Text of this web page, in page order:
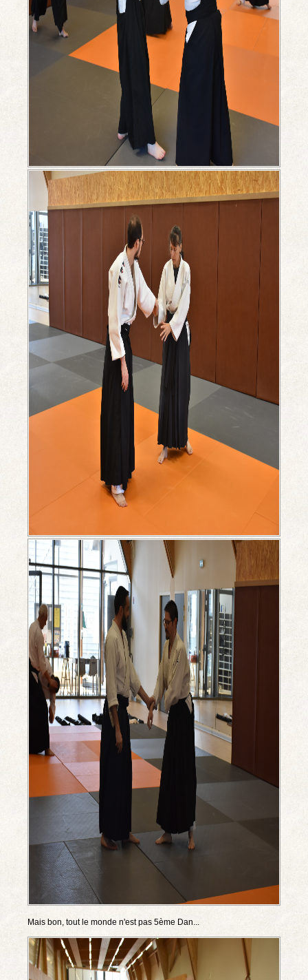
Mais bon, tout le monde n'est pas 5ème Dan...